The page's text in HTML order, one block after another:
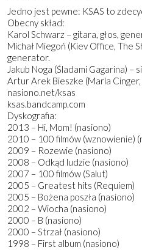
Jedno jest pewne: KSAS to
Obecny skład:
Karol Schwarz – gitara, głos,
Michał Miegoń (Kiev Office, The
generator.
Jakub Noga (Śladami Gagarina) –
Artur Arek Bieszke (Marla Cinger,
nasiono.net/ksas
ksas.bandcamp.com
Dyskografia:
2013 – Hi, Mom! (nasiono)
2010 – 100 filmów (wznowienie)
2009 – Rozewie (nasiono)
2008 – Odkąd ludzie (nasiono)
2007 – 100 filmów (Salut)
2005 – Greatest hits (Requiem)
2005 – Bożena poszła (nasiono)
2002 – Wiocha (nasiono)
2000 – B (nasiono)
2000 – Strzał (nasiono)
1998 – First album (nasiono)